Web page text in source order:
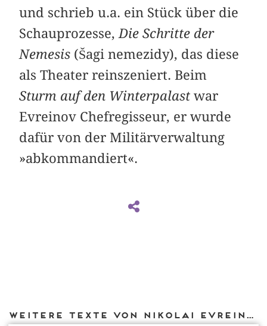
und schrieb u.a. ein Stück über die
Schauprozesse, Die Schritte der
Nemesis (Šagi nemezidy), das diese
als Theater reinszeniert. Beim
Sturm auf den Winterpalastwar
Evreinov Chefregisseur, er wurde
dafür von der Militärverwaltung
»abkommandiert«.
Weitere Texte von Nikolai Evreinov bei DIAPHANES